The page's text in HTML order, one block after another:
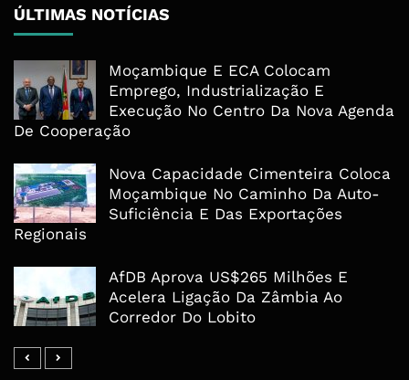
ÚLTIMAS NOTÍCIAS
Moçambique E ECA Colocam
Emprego, Industrialização E
Execução No Centro Da Nova Agenda
De Cooperação
Nova Capacidade Cimenteira Coloca
Moçambique No Caminho Da Auto-
Suficiência E Das Exportações
Regionais
AfDB Aprova US$265 Milhões E
Acelera Ligação Da Zâmbia Ao
Corredor Do Lobito